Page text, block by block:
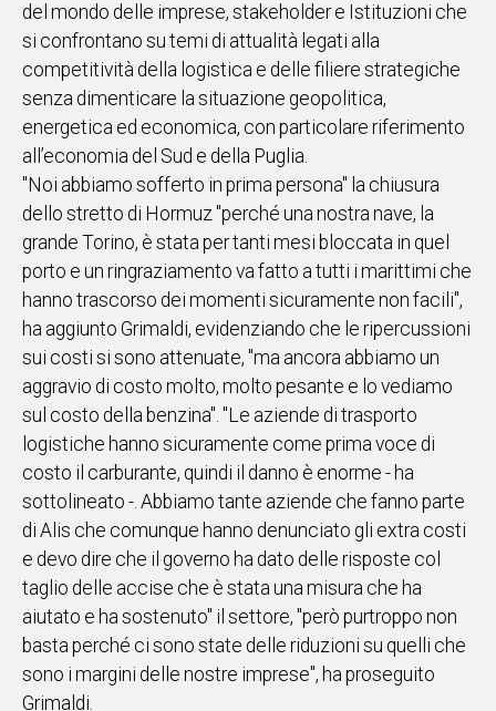
VIDEO
Vai
UNISCITI
AL CANALE
WHATSAPP
Social
del mondo delle imprese, stakeholder e Istituzioni che
si confrontano su temi di attualità legati alla
competitività della logistica e delle filiere strategiche
senza dimenticare la situazione geopolitica,
energetica ed economica, con particolare riferimento
all’economia del Sud e della Puglia.
"Noi abbiamo sofferto in prima persona" la chiusura
dello stretto di Hormuz "perché una nostra nave, la
grande Torino, è stata per tanti mesi bloccata in quel
porto e un ringraziamento va fatto a tutti i marittimi che
hanno trascorso dei momenti sicuramente non facili",
ha aggiunto Grimaldi, evidenziando che le ripercussioni
sui costi si sono attenuate, "ma ancora abbiamo un
aggravio di costo molto, molto pesante e lo vediamo
sul costo della benzina". "Le aziende di trasporto
logistiche hanno sicuramente come prima voce di
costo il carburante, quindi il danno è enorme - ha
sottolineato -. Abbiamo tante aziende che fanno parte
di Alis che comunque hanno denunciato gli extra costi
e devo dire che il governo ha dato delle risposte col
taglio delle accise che è stata una misura che ha
aiutato e ha sostenuto" il settore, "però purtroppo non
basta perché ci sono state delle riduzioni su quelli che
sono i margini delle nostre imprese", ha proseguito
Grimaldi.